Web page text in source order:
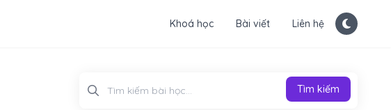
Khoá học Bài viết Liên hệ
Tìm kiếm